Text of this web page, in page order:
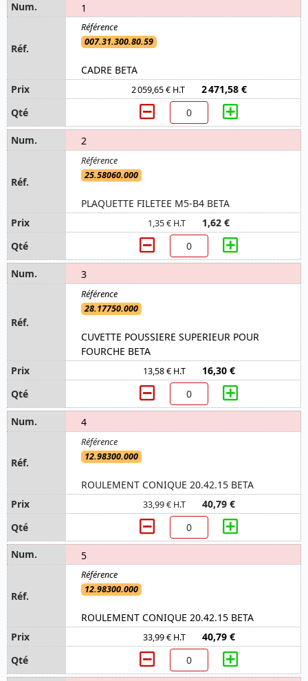
1
007.31.300.80.59
CADRE BETA
2 059,65 € H.T 2 471,58 €
2
25.58060.000
PLAQUETTE FILETEE M5-B4 BETA
1,35 € H.T 1,62 €
3
28.17750.000
CUVETTE POUSSIERE SUPERIEUR POUR
FOURCHE BETA
13,58 € H.T 16,30 €
4
12.98300.000
ROULEMENT CONIQUE 20.42.15 BETA
33,99 € H.T 40,79 €
5
12.98300.000
ROULEMENT CONIQUE 20.42.15 BETA
33,99 € H.T 40,79 €